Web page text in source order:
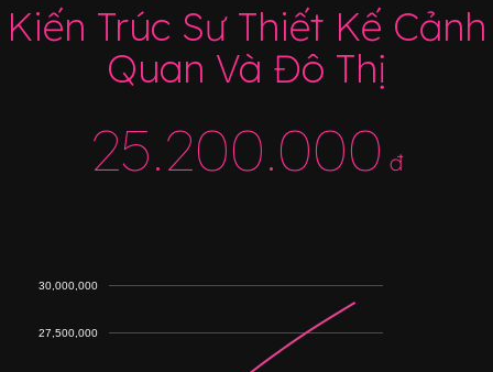
Kiến Trúc Sư Thiết Kế Cảnh
Quan Và Đô Thị
25.200.000 đ
27,500,000
30,000,000